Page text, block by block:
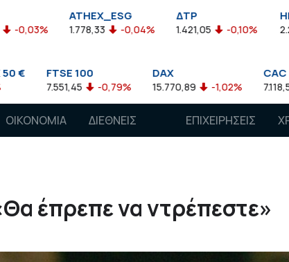
-0,04%
ΔΤΡ
1.421,05 -0,10% 2.211,72 0,13%
-0,79%
DAX
15.770,89 -1,02% 7.118,50 -1,15%
ΟΙΚΟΝΟΜΙΑ
ΔΙΕΘΝΕΙΣ
ΕΠΙΧΕΙΡΗΣΕΙΣ
έπρεπε να ντρέπεστε»